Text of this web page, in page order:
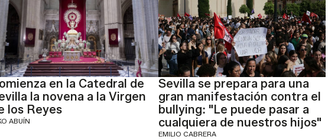
en la Catedral de
la novena a la Virgen
los Reyes
ABUÍN
Sevilla se prepara para una
gran manifestación contra el
bullying: "Le puede pasar a
cualquiera de nuestros hijos"
EMILIO CABRERA